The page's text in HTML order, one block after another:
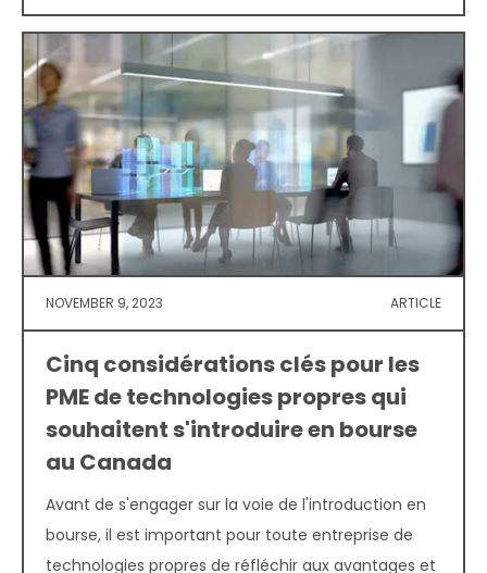
NOVEMBER 9, 2023 ARTICLE
Cinq considérations clés pour les
PME de technologies propres qui
souhaitent s'introduire en bourse
au Canada
Avant de s'engager sur la voie de l'introduction en
bourse, il est important pour toute entreprise de
technologies propres de réfléchir aux avantages et